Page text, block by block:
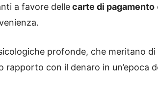
a favore dellecarte di pagamento
profonde, che meritano di
con il denaro in un’epoca